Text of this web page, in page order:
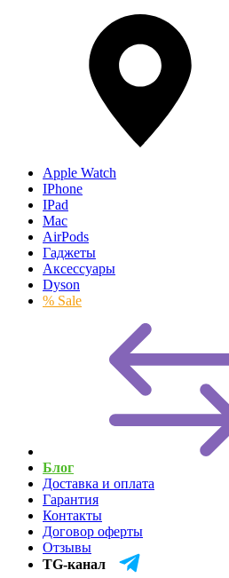
Apple Watch
IPhone
IPad
Mac
AirPods
Гаджеты
Аксессуары
Dyson
% Sale
Блог
Доставка и оплата
Гарантия
Контакты
Договор оферты
Отзывы
TG-канал